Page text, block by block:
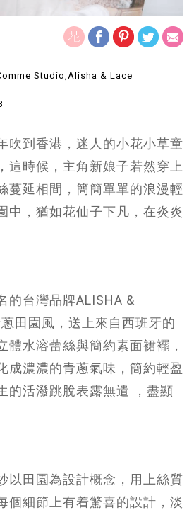
Studio,Alisha & Lace
吹到香港，迷人的小花小草童
這時候，主角新娘子若然穿上
蔓延相間，簡簡單單的浪漫輕
中，猶如花仙子下凡，在炎炎
的台灣品牌ALISHA &
田園風，送上來自西班牙的
體水溶蕾絲與簡約素面裙襬，
成濃濃的青蔥氣味，簡約輕盈
的活潑跳脫表露無遣 ，盡顯
以田園為設計概念，用上絲質
個細節上有着驚喜的設計，淡